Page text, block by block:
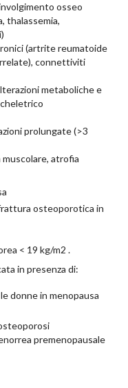
osseo
thalassemia,
(artrite reumatoide
connettiviti
metaboliche e
prolungate (>3
atrofia
osteoporotica in
< 19 kg/m2 .
in presenza di:
donne in menopausa
premenopausale